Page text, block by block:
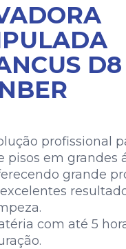
profissional
pisos em grandes
grande
com até 5